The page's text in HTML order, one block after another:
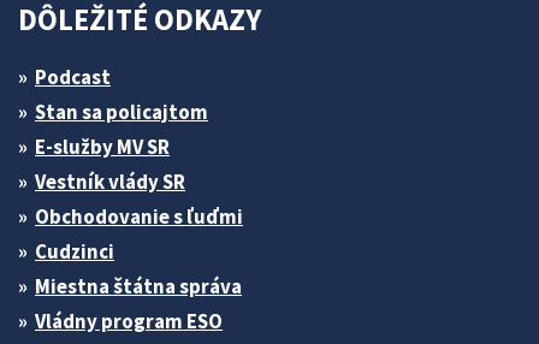
DÔLEŽITÉ ODKAZY
Podcast
Stan sa policajtom
E-služby MV SR
Vestník vlády SR
Obchodovanie s ľuďmi
Cudzinci
Miestna štátna správa
Vládny program ESO